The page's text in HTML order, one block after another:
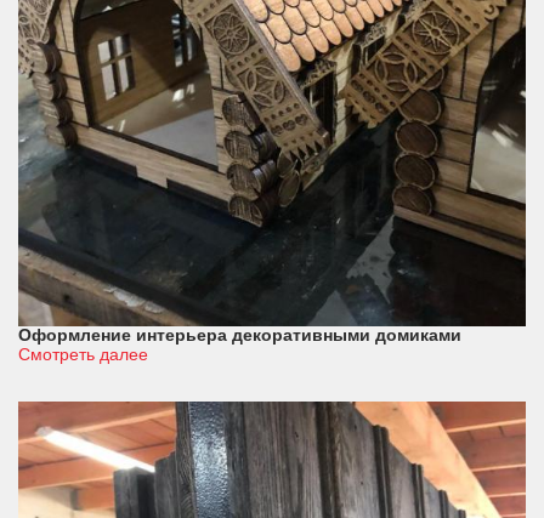
Оформление интерьера декоративными домиками
Смотреть далее